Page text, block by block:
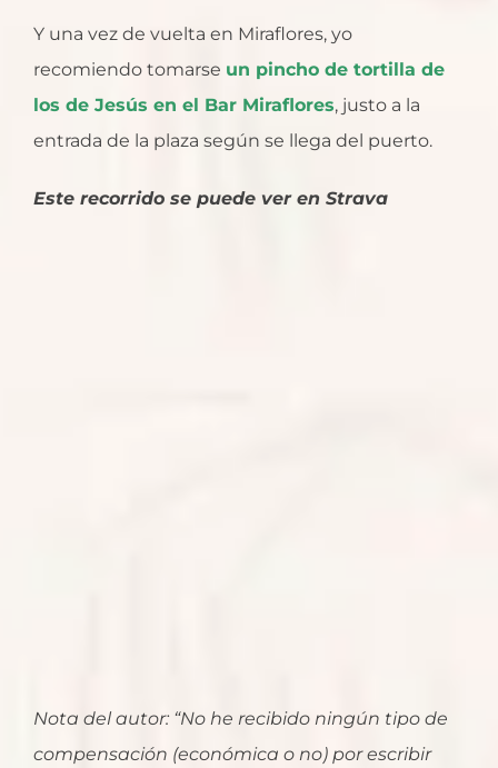
Y una vez de vuelta en Miraflores, yo
recomiendo tomarse un pincho de tortilla de
los de Jesús en el Bar Miraflores, justo a la
entrada de la plaza según se llega del puerto.
Este recorrido se puede ver en Strava
Nota del autor: “No he recibido ningún tipo de
compensación (económica o no) por escribir